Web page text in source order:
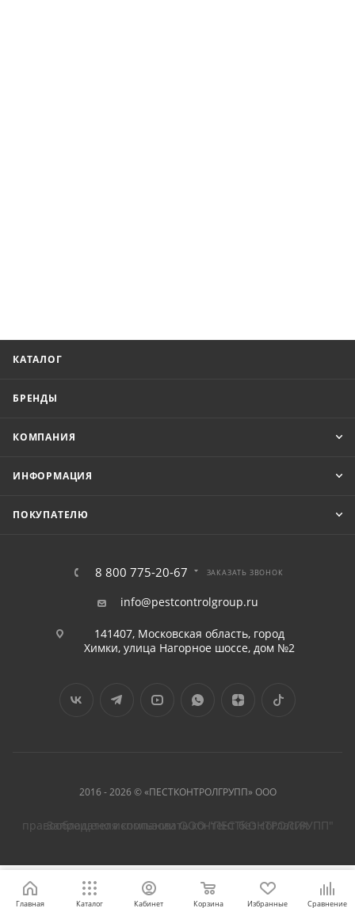
КАТАЛОГ
БРЕНДЫ
КОМПАНИЯ
ИНФОРМАЦИЯ
ПОКУПАТЕЛЮ
8 800 775-20-67 ЗАКАЗАТЬ ЗВОНОК
info@pestcontrolgroup.ru
141407, Московская область, город
Химки, улица Нагорное шоссе, дом №2
2016 - 2026 © «ПЕСТКОНТРОЛГРУПП» ООО
Запрещено использовать контент без согласия правообладателя компании ООО "ПЕСТКОНТРОЛГРУПП"
Главная Каталог Кабинет Корзина Избранные Сравнение